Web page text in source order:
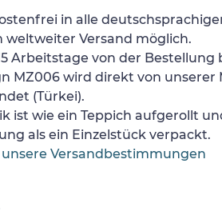
in alle
weltweiter Versand möglich.
Arbeitstage von der Bestellung
MZ006 wird direkt von
(Türkei).
ist wie ein Teppich aufgerollt
als ein Einzelstück verpackt.
unsere Versandbestimmungen